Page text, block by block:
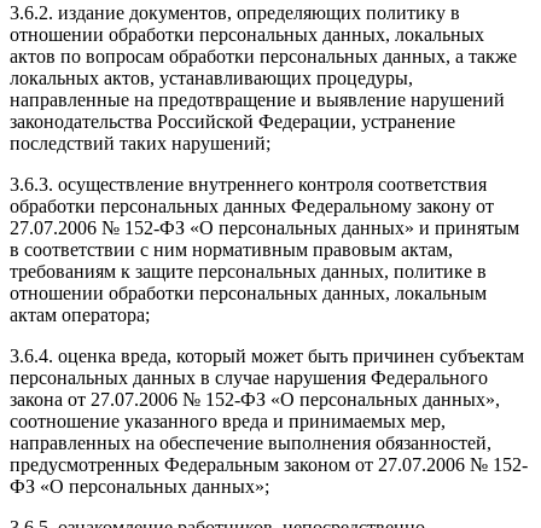
3.6.2. издание документов, определяющих политику в
отношении обработки персональных данных, локальных
актов по вопросам обработки персональных данных, а также
локальных актов, устанавливающих процедуры,
направленные на предотвращение и выявление нарушений
законодательства Российской Федерации, устранение
последствий таких нарушений;
3.6.3. осуществление внутреннего контроля соответствия
обработки персональных данных Федеральному закону от
27.07.2006 № 152-ФЗ «О персональных данных» и принятым
в соответствии с ним нормативным правовым актам,
требованиям к защите персональных данных, политике в
отношении обработки персональных данных, локальным
актам оператора;
3.6.4. оценка вреда, который может быть причинен субъектам
персональных данных в случае нарушения Федерального
закона от 27.07.2006 № 152-ФЗ «О персональных данных»,
соотношение указанного вреда и принимаемых мер,
направленных на обеспечение выполнения обязанностей,
предусмотренных Федеральным законом от 27.07.2006 № 152-
ФЗ «О персональных данных»;